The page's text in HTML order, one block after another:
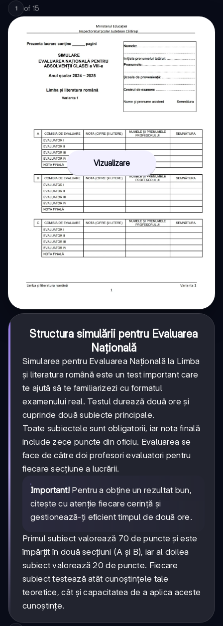
1 of 15
Vizualizare
Structura simulării pentru Evaluarea
Națională
Simularea pentru Evaluarea Națională la Limba
și literatura română este un test important care
te ajută să te familiarizezi cu formatul
examenului real. Testul durează două ore și
cuprinde două subiecte principale.
Toate subiectele sunt obligatorii, iar nota finală
include zece puncte din oficiu. Evaluarea se
face de către doi profesori evaluatori pentru
fiecare secțiune a lucrării.
Important! Pentru a obține un rezultat bun,
citește cu atenție fiecare cerință și
gestionează-ți eficient timpul de două ore.
Primul subiect valorează 70 de puncte și este
împărțit în două secțiuni (A și B), iar al doilea
subiect valorează 20 de puncte. Fiecare
subiect testează atât cunoștințele tale
teoretice, cât și capacitatea de a aplica aceste
cunoștințe.